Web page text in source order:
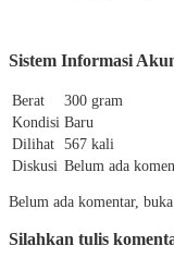
Sistem Informasi
Berat
300 gram
Kondisi Baru
Dilihat 567 kali
Diskusi Belum ada
Belum ada komentar,
Silahkan tulis